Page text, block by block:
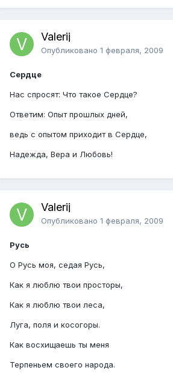
Valerij
Опубликовано 1 февраля, 2009
Сердце
Нас спросят: Что такое Сердце?
Ответим: Опыт прошлых дней,
ведь с опытом приходит в Сердце,
Надежда, Вера и Любовь!
Valerij
Опубликовано 1 февраля, 2009
Русь
О Русь моя, седая Русь,
Как я люблю твои просторы,
Как я люблю твои леса,
Луга, поля и косогоры.
Как восхищаешь ты меня
Терпеньем своего народа.